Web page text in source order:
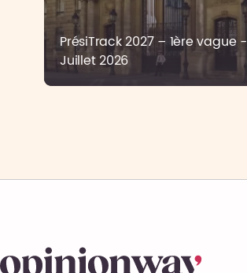
PrésiTrack 2027 – 1ère vague -
Juillet 2026